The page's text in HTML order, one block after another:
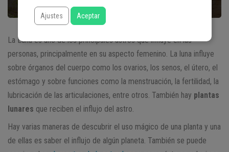
La Luna es uno de los principales astros que influye en las
personas, principalmente en su aspecto femenino. La luna influye
sobre órganos del cuerpo como los ovarios, los senos, el útero, el
estómago y sobre funciones como la menstruación, la fertilidad, la
lubricación de las articulaciones, entre otros. También hay plantas
lunares que reciben el influjo del astro.
Hay varias maneras de descubrir el uso mágico de una planta y una
de ellas es saber el influjo de algún planeta. También se puede
Ajustes Aceptar